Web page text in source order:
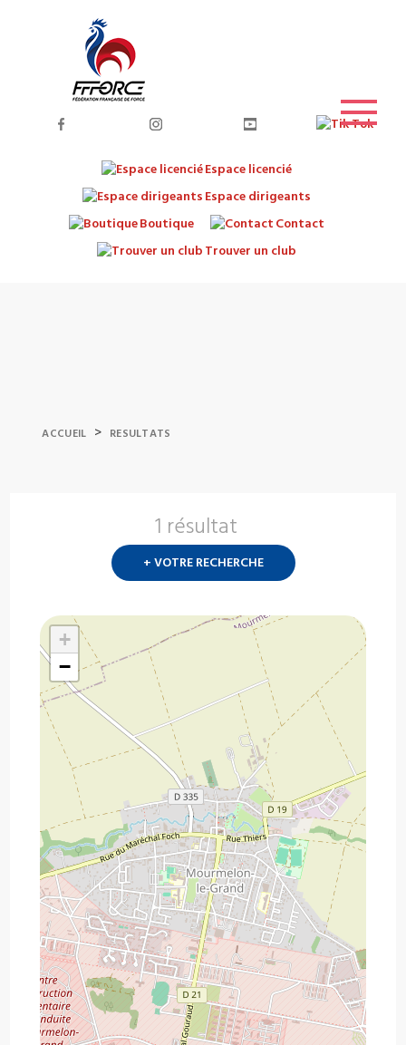
Espace licencié
Espace dirigeants
Boutique
Contact
Trouver un club
ACCUEIL > RESULTATS
1 résultat
+ VOTRE RECHERCHE
+
−